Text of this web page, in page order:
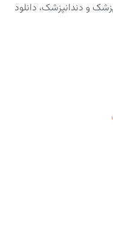
و دندانپزشک، دانلود